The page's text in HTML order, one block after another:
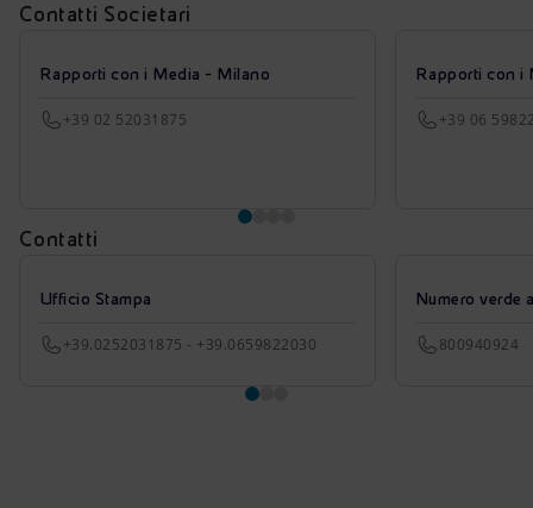
Contatti Societari
Rapporti con i Media - Milano
+39 02 52031875
Rapporti con i
+39 06
Contatti
Ufficio Stampa
+39.0252031875 - +39.0659822030
Numero verde
800940924